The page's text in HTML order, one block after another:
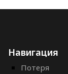
Навигация
Потеря